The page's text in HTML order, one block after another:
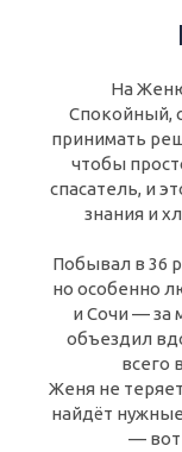
На
Спокойный,
принимать
чтобы
спасатель, и
знания и
Побывал в 36
но особенно
и Сочи — за
объездил
всего
Женя не
найдёт
— вот